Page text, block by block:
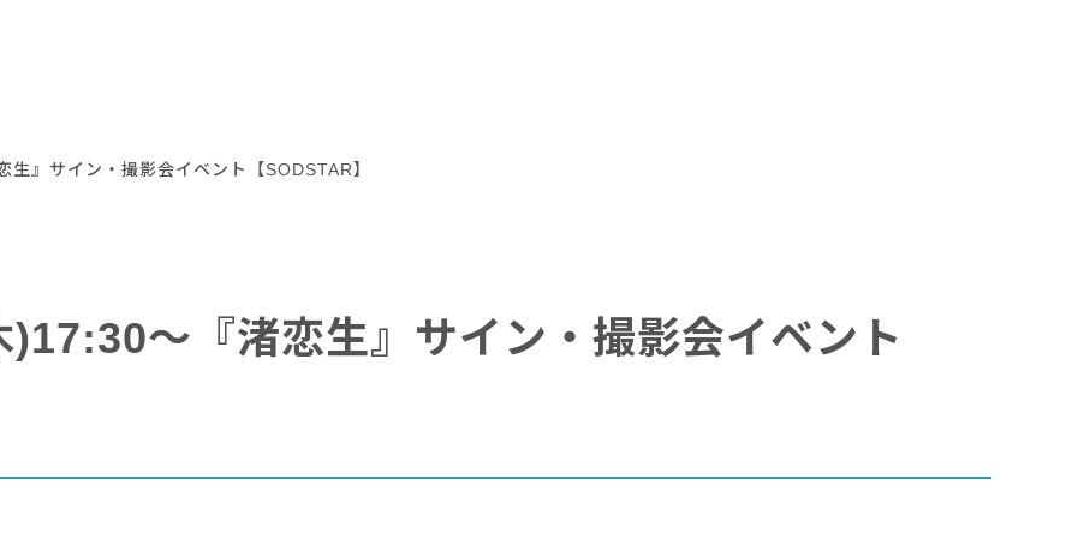
』サイン・撮影会イベント【SODSTAR】
)17:30～『渚恋生』サイン・撮影会イベント